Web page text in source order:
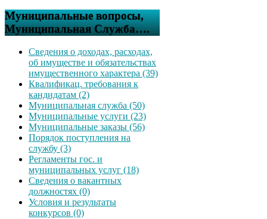
Муниципальные вопросы,
Муниципальная Служба….
Сведения о доходах, расходах,
об имуществе и обязательствах
имущественного характера (39)
Квалификац. требования к
кандидатам (2)
Муниципальная служба (50)
Муниципальные услуги (23)
Муниципальные заказы (56)
Порядок поступления на
службу (3)
Регламенты гос. и
муниципальных услуг (18)
Сведения о вакантных
должностях (0)
Условия и результаты
конкурсов (0)